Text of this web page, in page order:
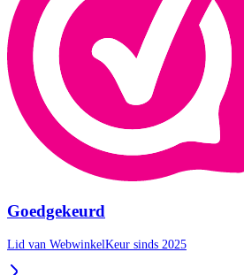
Goedgekeurd
Lid van WebwinkelKeur sinds 2025